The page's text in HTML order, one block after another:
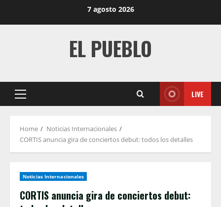
7 agosto 2026
EL PUEBLO
Primary
LIVE
Home
Noticias Internacionales
CORTIS anuncia gira de conciertos debut: todos los detalles
Noticias Internacionales
CORTIS anuncia gira de conciertos debut: